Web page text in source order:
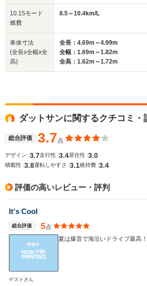
サイズ
(全長x全幅x全高)
WLTCモード
燃費
全幅
1.71m
10.15モード
燃費
8.5～10.4km/L
車体寸法
(全長x全幅x全
高)
全長：4.69m～4.99m
全幅：1.69m～1.82m
全高：1.62m～1.72m
ダットサンに関するクチコミ・
総合評価 3.7点
デザイン :3.7走行性 :3.4居住性 :3.0
積載性 :3.8運転しやすさ :3.1維持費 :3.4
評価の高いレビュー・評判
It's Cool
総合評価 5点
夏は爆音で海沿いドライブ最高！
ゲストさん